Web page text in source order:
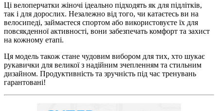
Ці велоперчатки жіночі ідеально підходять як для підлітків,
так і для дорослих. Незалежно від того, чи катаєтесь ви на
велосипеді, займаєтеся спортом або використовуєте їх для
повсякденної активності, вони забезпечать комфорт та захист
на кожному етапі.
Ця модель також стане чудовим вибором для тих, хто шукає
рукавички для великої з надійним зчепленням та стильним
дизайном. Продуктивність та зручність під час тренувань
гарантовані!